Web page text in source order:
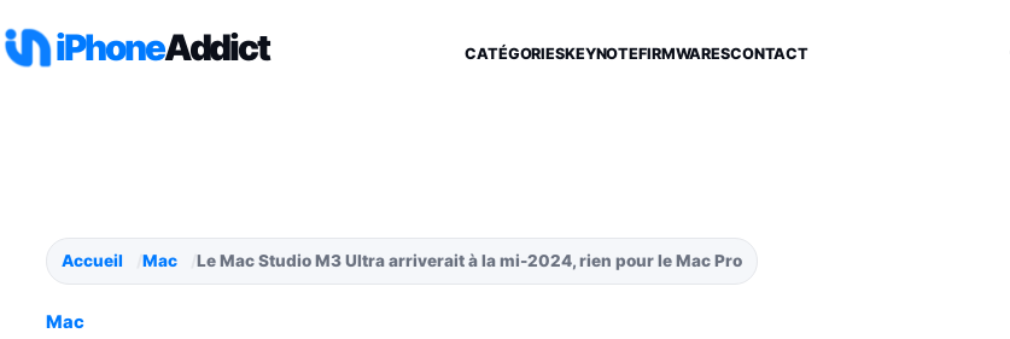
iPhoneAddict CATÉGORIESKEYNOTEFIRMWARESCONTACT
Accueil Mac Le Mac Studio M3 Ultra arriverait à la mi-2024, rien pour le Mac Pro
Mac